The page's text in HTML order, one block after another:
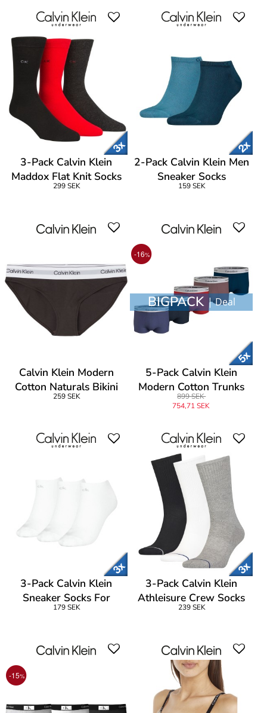
3-Pack Calvin Klein
Maddox Flat Knit Socks
Gift Box
299 SEK
2-Pack Calvin Klein Men
Sneaker Socks
159 SEK
Calvin Klein Modern
Cotton Naturals Bikini
Brief
259 SEK
-16%
BIGPACK | Deal
5-Pack Calvin Klein
Modern Cotton Trunks
899 SEK
754,71 SEK
3-Pack Calvin Klein
Sneaker Socks For
Women
179 SEK
3-Pack Calvin Klein
Athleisure Crew Socks
239 SEK
-15%